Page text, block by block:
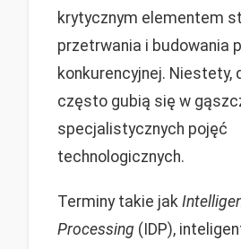
krytycznym elementem
przetrwania i budowania
konkurencyjnej. Niestety,
często gubią się w
specjalistycznych pojęć
technologicznych.
Terminy takie jak
Processing (IDP),